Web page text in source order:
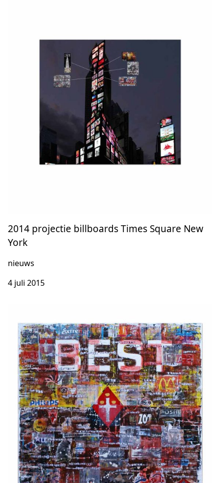
2014 projectie billboards Times Square New
York
nieuws
4 juli 2015